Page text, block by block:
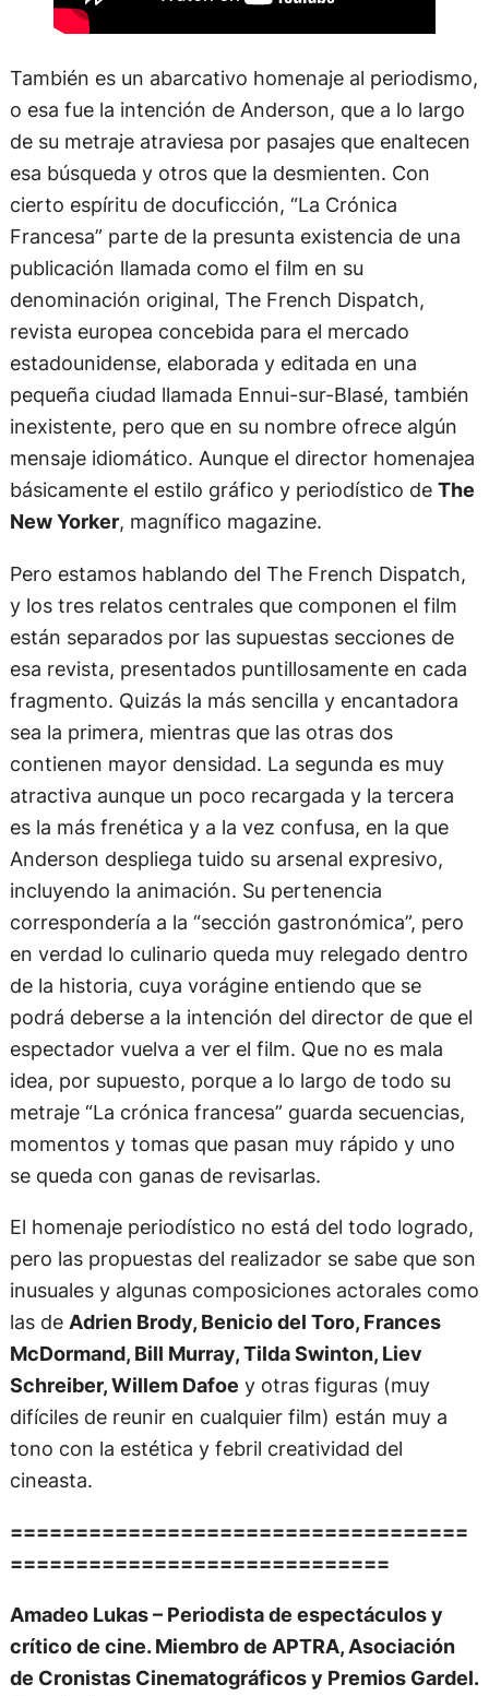
También es un abarcativo homenaje al periodismo,
o esa fue la intención de Anderson, que a lo largo
de su metraje atraviesa por pasajes que enaltecen
esa búsqueda y otros que la desmienten. Con
cierto espíritu de docuficción, “La Crónica
Francesa” parte de la presunta existencia de una
publicación llamada como el film en su
denominación original, The French Dispatch,
revista europea concebida para el mercado
estadounidense, elaborada y editada en una
pequeña ciudad llamada Ennui-sur-Blasé, también
inexistente, pero que en su nombre ofrece algún
mensaje idiomático. Aunque el director homenajea
básicamente el estilo gráfico y periodístico de The
New Yorker, magnífico magazine.
Pero estamos hablando del The French Dispatch,
y los tres relatos centrales que componen el film
están separados por las supuestas secciones de
esa revista, presentados puntillosamente en cada
fragmento. Quizás la más sencilla y encantadora
sea la primera, mientras que las otras dos
contienen mayor densidad. La segunda es muy
atractiva aunque un poco recargada y la tercera
es la más frenética y a la vez confusa, en la que
Anderson despliega tuido su arsenal expresivo,
incluyendo la animación. Su pertenencia
correspondería a la “sección gastronómica”, pero
en verdad lo culinario queda muy relegado dentro
de la historia, cuya vorágine entiendo que se
podrá deberse a la intención del director de que el
espectador vuelva a ver el film. Que no es mala
idea, por supuesto, porque a lo largo de todo su
metraje “La crónica francesa” guarda secuencias,
momentos y tomas que pasan muy rápido y uno
se queda con ganas de revisarlas.
El homenaje periodístico no está del todo logrado,
pero las propuestas del realizador se sabe que son
inusuales y algunas composiciones actorales como
las de Adrien Brody, Benicio del Toro, Frances
McDormand, Bill Murray, Tilda Swinton, Liev
Schreiber, Willem Dafoe y otras figuras (muy
difíciles de reunir en cualquier film) están muy a
tono con la estética y febril creatividad del
cineasta.
===================================
=============================
Amadeo Lukas – Periodista de espectáculos y
crítico de cine. Miembro de APTRA, Asociación
de Cronistas Cinematográficos y Premios Gardel.